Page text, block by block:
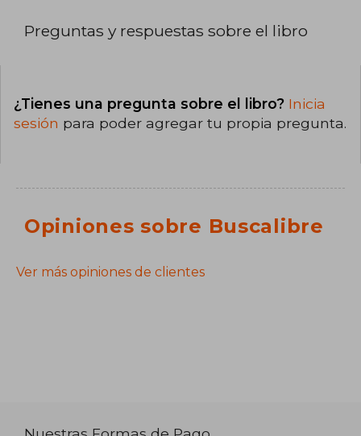
Preguntas y respuestas sobre el libro
¿Tienes una pregunta sobre el libro? Inicia
sesión para poder agregar tu propia pregunta.
Opiniones sobre Buscalibre
Ver más opiniones de clientes